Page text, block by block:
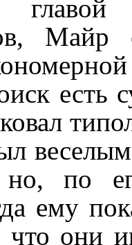
Майр
есть
но, по
ему
что они